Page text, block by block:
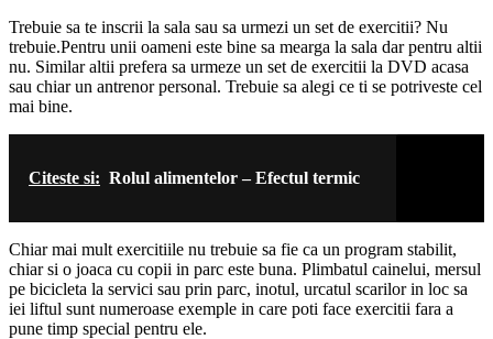
Trebuie sa te inscrii la sala sau sa urmezi un set de exercitii? Nu
trebuie.Pentru unii oameni este bine sa mearga la sala dar pentru altii
nu. Similar altii prefera sa urmeze un set de exercitii la DVD acasa
sau chiar un antrenor personal. Trebuie sa alegi ce ti se potriveste cel
mai bine.
Citeste si: Rolul alimentelor – Efectul termic
Chiar mai mult exercitiile nu trebuie sa fie ca un program stabilit,
chiar si o joaca cu copii in parc este buna. Plimbatul cainelui, mersul
pe bicicleta la servici sau prin parc, inotul, urcatul scarilor in loc sa
iei liftul sunt numeroase exemple in care poti face exercitii fara a
pune timp special pentru ele.